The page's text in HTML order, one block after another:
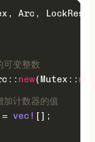
Arc,
变整数
new(Mutex:: new
计数器的值
= vec! [];